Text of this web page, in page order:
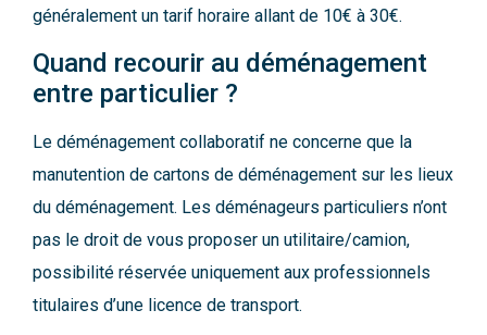
généralement un tarif horaire allant de 10€ à 30€.
Quand recourir au déménagement
entre particulier ?
Le déménagement collaboratif ne concerne que la
manutention de cartons de déménagement sur les lieux
du déménagement. Les déménageurs particuliers n’ont
pas le droit de vous proposer un utilitaire/camion,
possibilité réservée uniquement aux professionnels
titulaires d’une licence de transport.